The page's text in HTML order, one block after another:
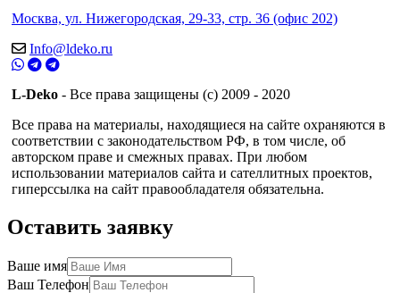
Москва, ул. Нижегородская, 29-33, стр. 36 (офис 202)
Info@ldeko.ru
L-Deko - Все права защищены (c) 2009 - 2020
Все права на материалы, находящиеся на сайте охраняются в
соответствии с законодательством РФ, в том числе, об
авторском праве и смежных правах. При любом
использовании материалов сайта и сателлитных проектов,
гиперссылка на сайт правообладателя обязательна.
Оставить заявку
Ваше имя
Ваш Телефон